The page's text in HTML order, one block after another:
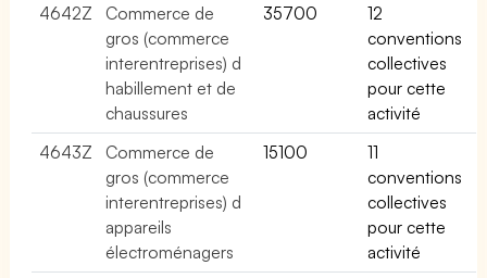
4642Z
Commerce de
gros (commerce
interentreprises) d
habillement et de
chaussures
35700
12
conventions
collectives
pour cette
activité
4643Z
Commerce de
gros (commerce
interentreprises) d
appareils
électroménagers
15100
11
conventions
collectives
pour cette
activité